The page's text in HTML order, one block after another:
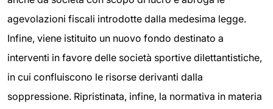
agevolazioni fiscali introdotte dalla medesima legge.
Infine, viene istituito un nuovo fondo destinato a
interventi in favore delle società sportive dilettantistiche,
in cui confluiscono le risorse derivanti dalla
soppressione. Ripristinata, infine, la normativa in materia